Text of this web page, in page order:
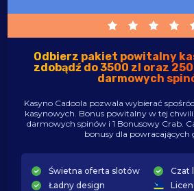
Odbierz pakiet powitalny
zdobądź do 3500 zl oraz
darmowych
Kasyno Cadoola pozwala wybierać
kasynowych. Bonus powitalny w tej
darmowych spinów i 1 Bonusowy Crab.
bonusy dla powracających
Świetna oferta slotów
Czat
Ładny design